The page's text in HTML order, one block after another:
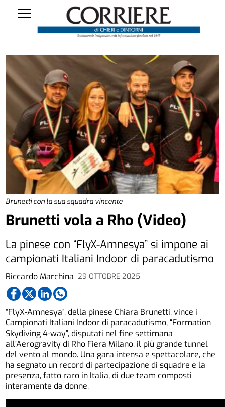
Brunetti con la sua squadra vincente
Riccardo Marchina 29 OTTOBRE 2025
Brunetti vola a Rho (Video)
La pinese con “FlyX-Amnesya” si impone ai
campionati Italiani Indoor di paracadutismo
“FlyX-Amnesya”, della pinese Chiara Brunetti, vince i
Campionati Italiani Indoor di paracadutismo, “Formation
Skydiving 4-way”, disputati nel fine settimana
all’Aerogravity di Rho Fiera Milano, il più grande tunnel
del vento al mondo. Una gara intensa e spettacolare, che
ha segnato un record di partecipazione di squadre e la
presenza, fatto raro in Italia, di due team composti
interamente da donne.